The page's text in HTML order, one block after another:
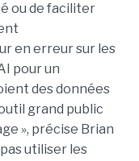
ou de faciliter
en erreur sur les
pour un
des données
grand public
», précise Brian
utiliser les